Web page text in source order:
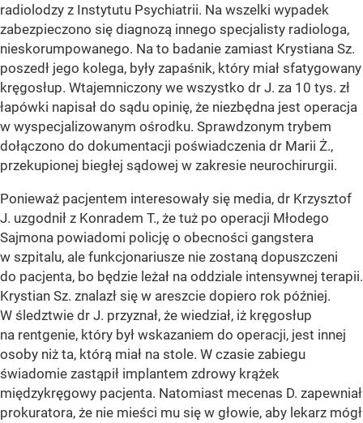
radiolodzy z Instytutu Psychiatrii. Na wszelki wypadek
zabezpieczono się diagnozą innego specjalisty radiologa,
nieskorumpowanego. Na to badanie zamiast Krystiana Sz.
poszedł jego kolega, były zapaśnik, który miał sfatygowany
kręgosłup. Wtajemniczony we wszystko dr J. za 10 tys. zł
łapówki napisał do sądu opinię, że niezbędna jest operacja
w wyspecjalizowanym ośrodku. Sprawdzonym trybem
dołączono do dokumentacji poświadczenia dr Marii Ż.,
przekupionej biegłej sądowej w zakresie neurochirurgii.
Ponieważ pacjentem interesowały się media, dr Krzysztof
J. uzgodnił z Konradem T., że tuż po operacji Młodego
Sajmona powiadomi policję o obecności gangstera
w szpitalu, ale funkcjonariusze nie zostaną dopuszczeni
do pacjenta, bo będzie leżał na oddziale intensywnej terapii.
Krystian Sz. znalazł się w areszcie dopiero rok później.
W śledztwie dr J. przyznał, że wiedział, iż kręgosłup
na rentgenie, który był wskazaniem do operacji, jest innej
osoby niż ta, którą miał na stole. W czasie zabiegu
świadomie zastąpił implantem zdrowy krążek
międzykręgowy pacjenta. Natomiast mecenas D. zapewniał
prokuratora, że nie mieści mu się w głowie, aby lekarz mógł